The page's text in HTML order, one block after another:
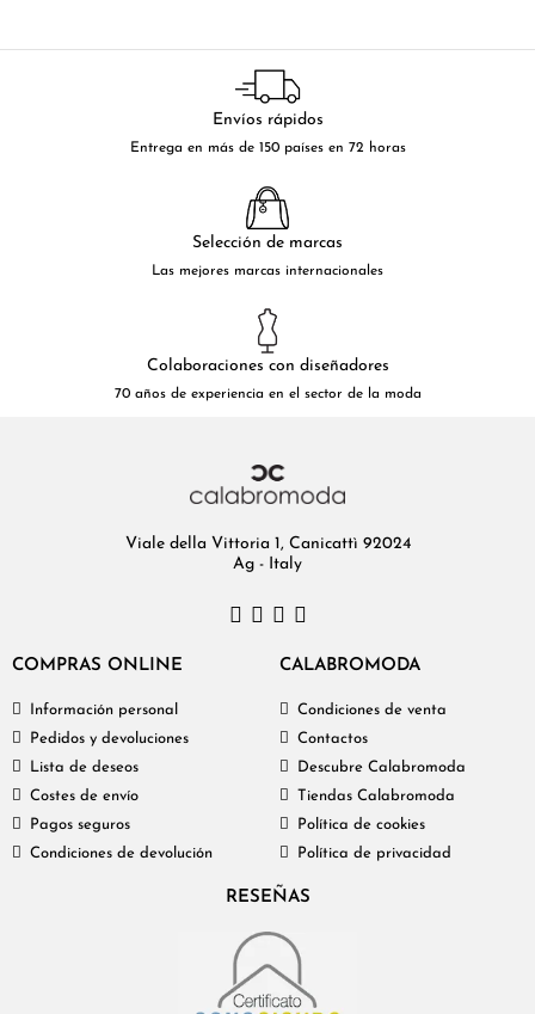
Envíos rápidos
Entrega en más de 150 países en 72 horas
Selección de marcas
Las mejores marcas internacionales
Colaboraciones con diseñadores
70 años de experiencia en el sector de la moda
Viale della Vittoria 1, Canicattì 92024
Ag - Italy
COMPRAS ONLINE
Información personal
Pedidos y devoluciones
Lista de deseos
Costes de envío
Pagos seguros
Condiciones de devolución
CALABROMODA
Condiciones de venta
Contactos
Descubre Calabromoda
Tiendas Calabromoda
Política de cookies
Política de privacidad
RESEÑAS